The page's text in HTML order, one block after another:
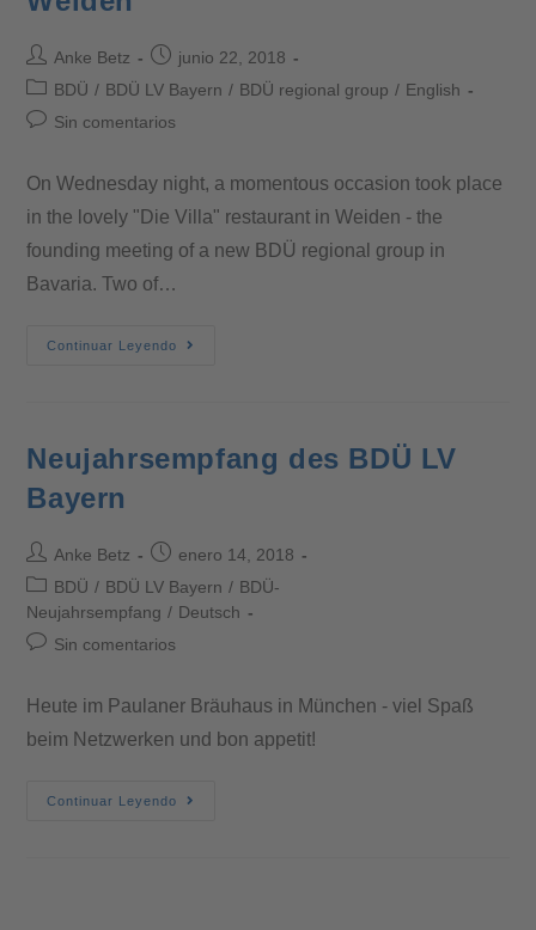
Anke Betz
junio 22, 2018
BDÜ / BDÜ LV Bayern / BDÜ regional group / English
Sin comentarios
On Wednesday night, a momentous occasion took place
in the lovely "Die Villa" restaurant in Weiden - the
founding meeting of a new BDÜ regional group in
Bavaria. Two of…
Continuar Leyendo
Neujahrsempfang des BDÜ LV
Bayern
Anke Betz
enero 14, 2018
BDÜ / BDÜ LV Bayern / BDÜ-
Neujahrsempfang / Deutsch
Sin comentarios
Heute im Paulaner Bräuhaus in München - viel Spaß
beim Netzwerken und bon appetit!
Continuar Leyendo